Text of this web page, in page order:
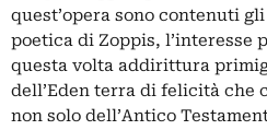
quest’opera sono contenuti
poetica di Zoppis, l’interesse
questa volta addirittura
dell’Eden terra di felicità che
non solo dell’Antico